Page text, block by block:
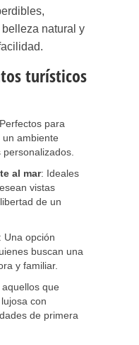
natural y
turísticos
para
ambiente
al mar: Ideales
vistas
de un
: Una opción
buscan una
y familiar.
aquellos que
con
de primera